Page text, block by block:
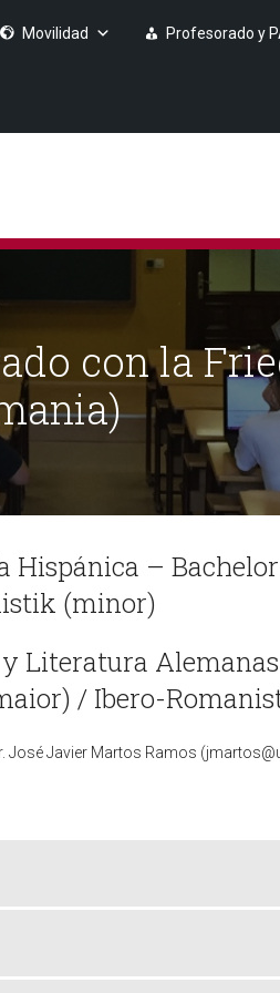
Movilidad Profesorado y
con la
Hispánica –
(minor)
y Literatura
/ Ibero-
José Javier Martos Ramos